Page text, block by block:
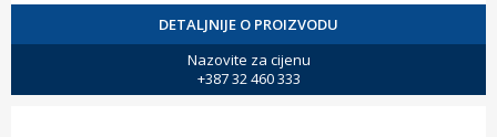
DETALJNIJE O PROIZVODU
Nazovite za cijenu
+387 32 460 333